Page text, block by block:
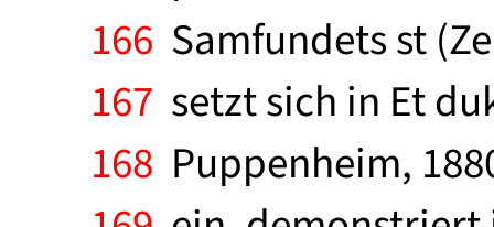
166 Samfundets st
167 setzt sich in Et
168 Puppenheim,